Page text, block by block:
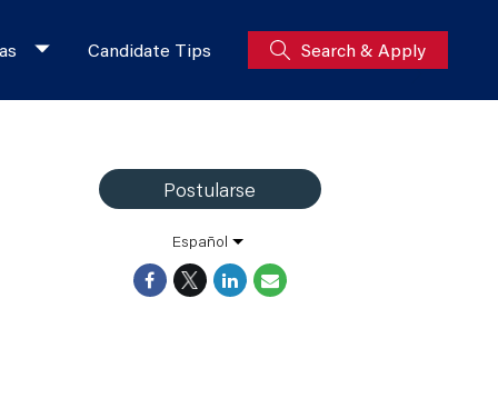
Candidate Tips Search & Apply
Postularse
Español